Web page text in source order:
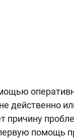
действенно
причину
помощь